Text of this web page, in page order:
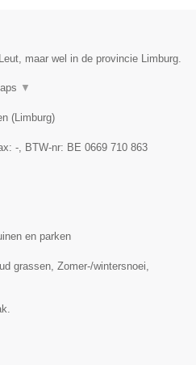
maar wel in de provincie Limburg.
▼
(Limburg)
-, BTW-nr: BE 0669 710 863
en parken
grassen, Zomer-/wintersnoei,